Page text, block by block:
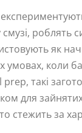
роблять
як
умовах, коли
такі
для
стежить за